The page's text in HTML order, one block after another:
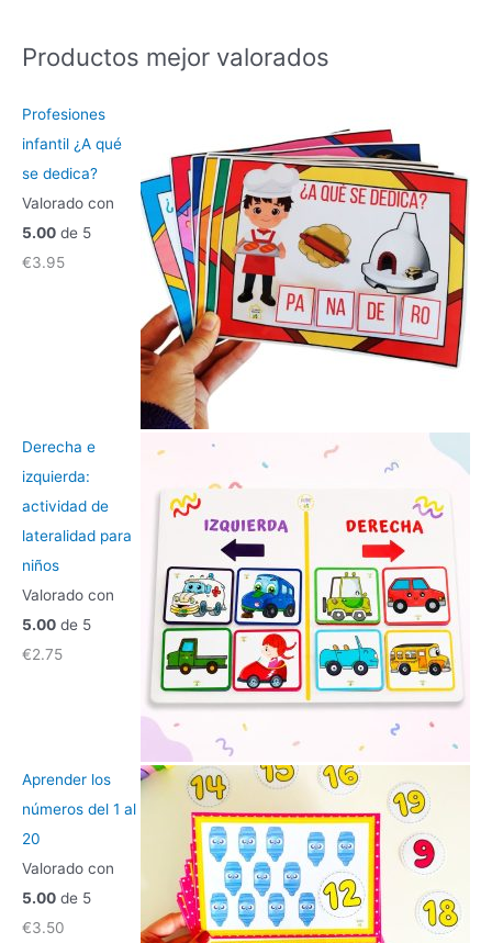
c
r
p
o
r
:
Productos mejor valorados
Profesiones
infantil ¿A qué
se dedica?
Valorado con
5.00 de 5
€3.95
Derecha e
izquierda:
actividad de
lateralidad para
niños
Valorado con
5.00 de 5
€2.75
Aprender los
números del 1 al
20
Valorado con
5.00 de 5
€3.50